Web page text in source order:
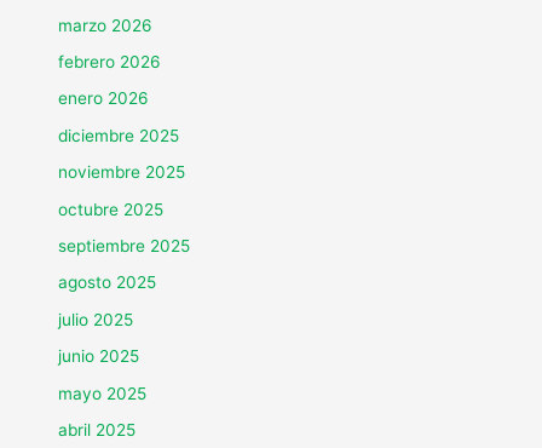
marzo 2026
febrero 2026
enero 2026
diciembre 2025
noviembre 2025
octubre 2025
septiembre 2025
agosto 2025
julio 2025
junio 2025
mayo 2025
abril 2025